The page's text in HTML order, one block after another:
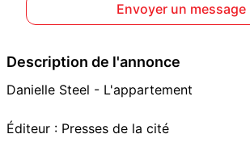
Envoyer un message
Description de l'annonce
Danielle Steel - L'appartement
Éditeur : Presses de la cité